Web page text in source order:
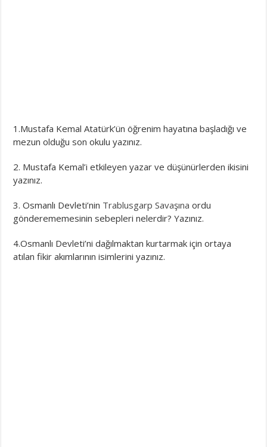
1.Mustafa Kemal Atatürk’ün öğrenim hayatına başladığı ve
mezun olduğu son okulu yazınız.
2. Mustafa Kemal’i etkileyen yazar ve düşünürlerden ikisini
yazınız.
3. Osmanlı Devleti’nin Trablusgarp Savaşına ordu
gönderememesinin sebepleri nelerdir? Yazınız.
4.Osmanlı Devleti’ni dağılmaktan kurtarmak için ortaya
atılan fikir akımlarının isimlerini yazınız.